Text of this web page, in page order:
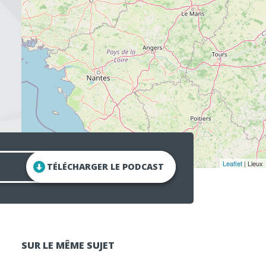
Leaflet | Lieux
TÉLÉCHARGER LE PODCAST
SUR LE MÊME SUJET